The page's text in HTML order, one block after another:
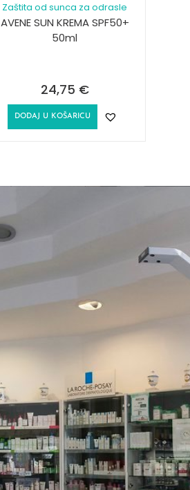
Zaštita od sunca za odrasle
AVENE SUN KREMA SPF50+
50ml
24,75 €
DODAJ U KOŠARICU